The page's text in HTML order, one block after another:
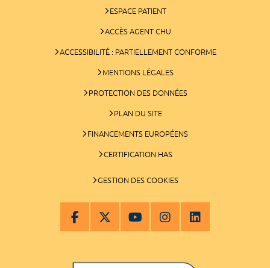
ESPACE PATIENT
ACCÈS AGENT CHU
ACCESSIBILITÉ : PARTIELLEMENT CONFORME
MENTIONS LÉGALES
PROTECTION DES DONNÉES
PLAN DU SITE
FINANCEMENTS EUROPÉENS
CERTIFICATION HAS
GESTION DES COOKIES